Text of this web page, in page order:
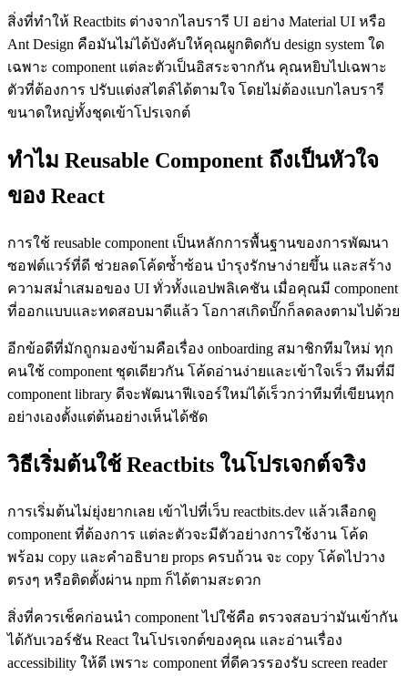
สิ่งที่ทำให้ Reactbits ต่างจากไลบรารี UI อย่าง Material UI หรือ
Ant Design คือมันไม่ได้บังคับให้คุณผูกติดกับ design system ใด
เฉพาะ component แต่ละตัวเป็นอิสระจากกัน คุณหยิบไปเฉพาะ
ตัวที่ต้องการ ปรับแต่งสไตล์ได้ตามใจ โดยไม่ต้องแบกไลบรารี
ขนาดใหญ่ทั้งชุดเข้าโปรเจกต์
ทำไม Reusable Component ถึงเป็นหัวใจ
ของ React
การใช้ reusable component เป็นหลักการพื้นฐานของการพัฒนา
ซอฟต์แวร์ที่ดี ช่วยลดโค้ดซ้ำซ้อน บำรุงรักษาง่ายขึ้น และสร้าง
ความสม่ำเสมอของ UI ทั่วทั้งแอปพลิเคชัน เมื่อคุณมี component
ที่ออกแบบและทดสอบมาดีแล้ว โอกาสเกิดบั๊กก็ลดลงตามไปด้วย
อีกข้อดีที่มักถูกมองข้ามคือเรื่อง onboarding สมาชิกทีมใหม่ ทุก
คนใช้ component ชุดเดียวกัน โค้ดอ่านง่ายและเข้าใจเร็ว ทีมที่มี
component library ดีจะพัฒนาฟีเจอร์ใหม่ได้เร็วกว่าทีมที่เขียนทุก
อย่างเองตั้งแต่ต้นอย่างเห็นได้ชัด
วิธีเริ่มต้นใช้ Reactbits ในโปรเจกต์จริง
การเริ่มต้นไม่ยุ่งยากเลย เข้าไปที่เว็บ reactbits.dev แล้วเลือกดู
component ที่ต้องการ แต่ละตัวจะมีตัวอย่างการใช้งาน โค้ด
พร้อม copy และคำอธิบาย props ครบถ้วน จะ copy โค้ดไปวาง
ตรงๆ หรือติดตั้งผ่าน npm ก็ได้ตามสะดวก
สิ่งที่ควรเช็คก่อนนำ component ไปใช้คือ ตรวจสอบว่ามันเข้ากัน
ได้กับเวอร์ชัน React ในโปรเจกต์ของคุณ และอ่านเรื่อง
accessibility ให้ดี เพราะ component ที่ดีควรรองรับ screen reader